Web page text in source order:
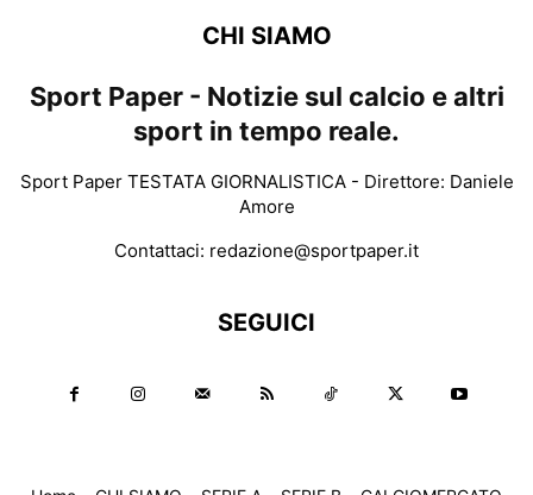
CHI SIAMO
Sport Paper - Notizie sul calcio e altri
sport in tempo reale.
Sport Paper TESTATA GIORNALISTICA - Direttore: Daniele
Amore
Contattaci: redazione@sportpaper.it
SEGUICI